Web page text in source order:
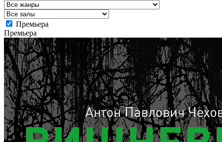
Премьера
Премьера